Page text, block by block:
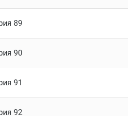
89
90
91
92